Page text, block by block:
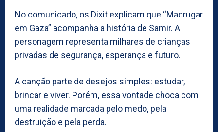
No comunicado, os Dixit explicam que “Madrugar
em Gaza” acompanha a história de Samir. A
personagem representa milhares de crianças
privadas de segurança, esperança e futuro.
A canção parte de desejos simples: estudar,
brincar e viver. Porém, essa vontade choca com
uma realidade marcada pelo medo, pela
destruição e pela perda.